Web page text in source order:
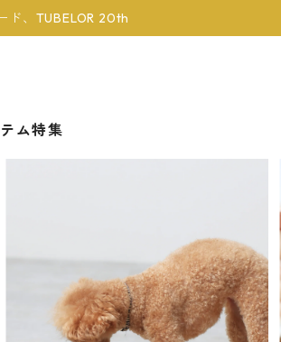
ド、TUBELOR 20th
ム特集